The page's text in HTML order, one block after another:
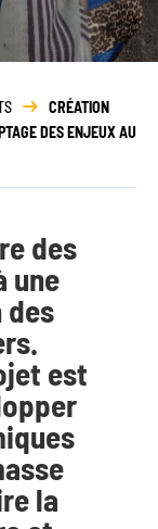
CRÉATION
DES ENJEUX AU
des
une
est
la